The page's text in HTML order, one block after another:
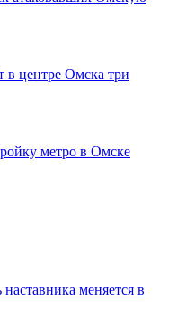
в центре Омска три
метро в Омске
меняется в